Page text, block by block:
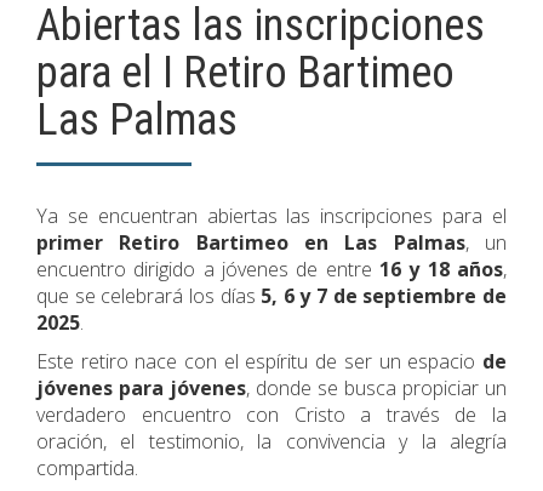
Abiertas las inscripciones
para el I Retiro Bartimeo
Las Palmas
Ya se encuentran abiertas las inscripciones para el
primer Retiro Bartimeo en Las Palmas, un
encuentro dirigido a jóvenes de entre 16 y 18 años,
que se celebrará los días 5, 6 y 7 de septiembre de
2025.
Este retiro nace con el espíritu de ser un espacio de
jóvenes para jóvenes, donde se busca propiciar un
verdadero encuentro con Cristo a través de la
oración, el testimonio, la convivencia y la alegría
compartida.